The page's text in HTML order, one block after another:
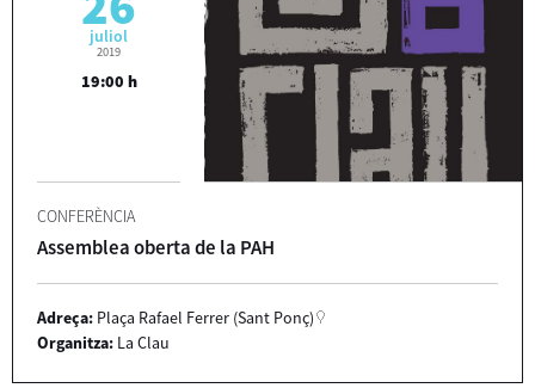
juliol
2019
19:00 h
CONFERÈNCIA
Assemblea oberta de la PAH
Adreça: Plaça Rafael Ferrer (Sant Ponç)
Organitza: La Clau